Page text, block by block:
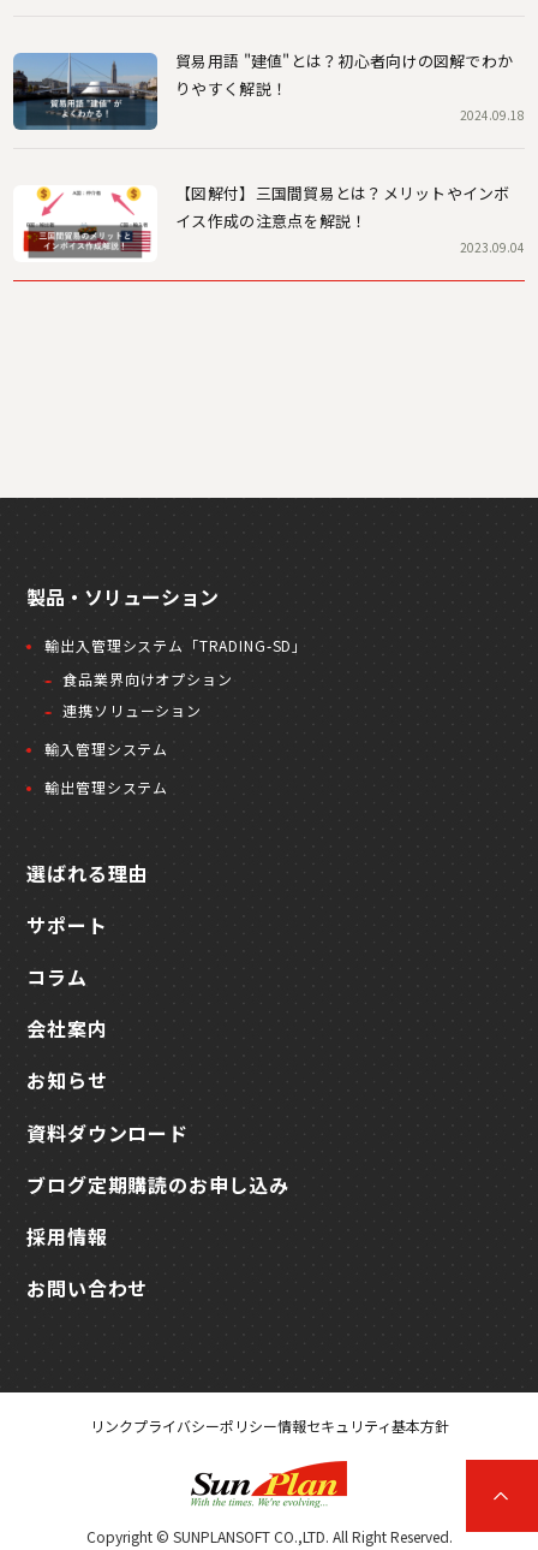
貿易用語 "建値"とは？初心者向けの図解でわか
りやすく解説！
2024.09.18
【図解付】三国間貿易とは？メリットやインボ
イス作成の注意点を解説！
2023.09.04
製品・ソリューション
輸出入管理システム「TRADING-SD」
食品業界向けオプション
連携ソリューション
輸入管理システム
輸出管理システム
選ばれる理由
サポート
コラム
会社案内
お知らせ
資料ダウンロード
ブログ定期購読のお申し込み
採用情報
お問い合わせ
リンクプライバシーポリシー情報セキュリティ基本方針
Copyright © SUNPLANSOFT CO.,LTD. All Right Reserved.